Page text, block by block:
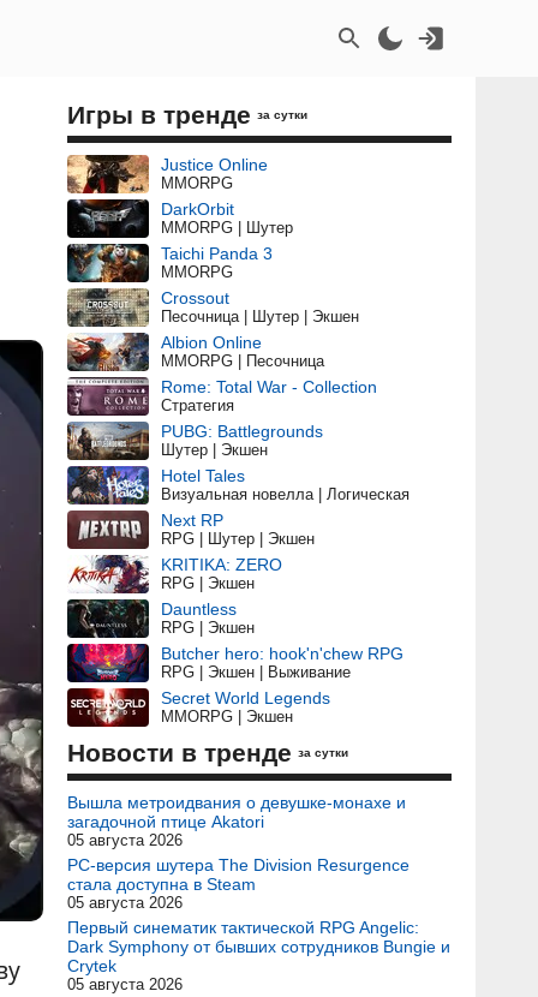
Игры в тренде за сутки
Justice Online
MMORPG
DarkOrbit
MMORPG | Шутер
Taichi Panda 3
MMORPG
Crossout
Песочница | Шутер | Экшен
Albion Online
MMORPG | Песочница
Rome: Total War - Collection
Стратегия
PUBG: Battlegrounds
Шутер | Экшен
Hotel Tales
Визуальная новелла | Логическая
Next RP
RPG | Шутер | Экшен
KRITIKA: ZERO
RPG | Экшен
Dauntless
RPG | Экшен
Butcher hero: hook'n'chew RPG
RPG | Экшен | Выживание
Secret World Legends
MMORPG | Экшен
Новости в тренде за сутки
Вышла метроидвания о девушке-монахе и
загадочной птице Akatori
05 августа 2026
PC-версия шутера The Division Resurgence
стала доступна в Steam
05 августа 2026
Первый синематик тактической RPG Angelic:
Dark Symphony от бывших сотрудников Bungie и
Crytek
05 августа 2026